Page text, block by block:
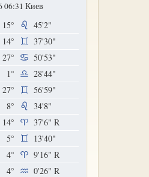
06:31 Киев
15°
45'2"
14°
37'30"
27°
50'53"
1°
28'44"
27°
56'59"
8°
34'8"
14° 37'6" R
5°
13'40"
4° 9'16" R
4° 0'26" R